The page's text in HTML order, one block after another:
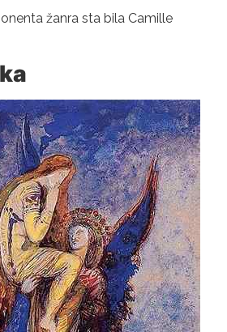
žanra sta bila Camille